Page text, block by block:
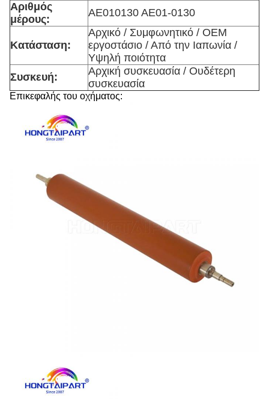
Αριθμός
μέρους:
AE010130 AE01-0130
Κατάσταση:
Αρχικό / Συμφωνητικό / OEM
εργοστάσιο / Από την Ιαπωνία /
Υψηλή ποιότητα
Συσκευή:
Αρχική συσκευασία / Ουδέτερη
συσκευασία
Επικεφαλής του οχήματος: